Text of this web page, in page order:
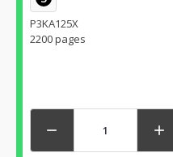
P3KA125X
2200 pages
 